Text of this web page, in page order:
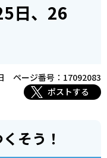
日、26
ページ番号：17092083
ポストする
そう！